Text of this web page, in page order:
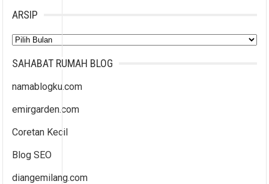
ARSIP
Arsip
SAHABAT RUMAH BLOG
namablogku.com
emirgarden.com
Coretan Kecil
Blog SEO
diangemilang.com